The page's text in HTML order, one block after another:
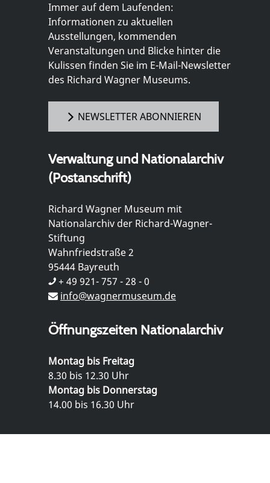
Immer auf dem Laufenden:
Informationen zu aktuellen
Ausstellungen, kommenden
Veranstaltungen und Blicke hinter die
Kulissen finden Sie im E-Mail-Newsletter
des Richard Wagner Museums.
NEWSLETTER ABONNIEREN
Verwaltung und Nationalarchiv
(Postanschrift)
Richard Wagner Museum mit
Nationalarchiv der Richard-Wagner-
Stiftung
Wahnfriedstraße 2
95444 Bayreuth
+ 49 921- 757 - 28 - 0
info@wagnermuseum.de
Öffnungszeiten Nationalarchiv
Montag bis Freitag
8.30 bis 12.30 Uhr
Montag bis Donnerstag
14.00 bis 16.30 Uhr